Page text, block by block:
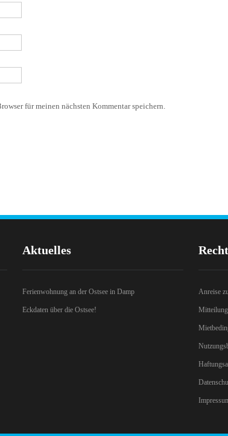
für meinen nächsten Kommentar speichern.
Aktuelles
Ferienwohnung an der Ostsee in Damp
Eckdaten über die Ostsee!
Anreise
Mitteilung